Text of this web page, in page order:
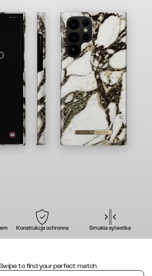
Konstrukcja ochronna Smukła sylwetka
to find your perfect match